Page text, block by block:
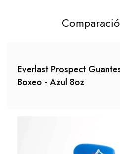
Everlast Prospect
Boxeo - Azul 8oz